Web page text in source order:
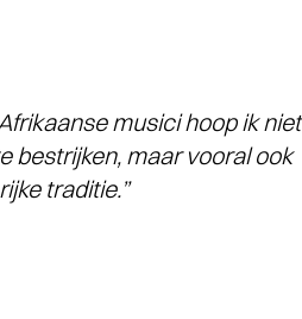
musici hoop ik niet
bestrijken, maar vooral ook
traditie.”